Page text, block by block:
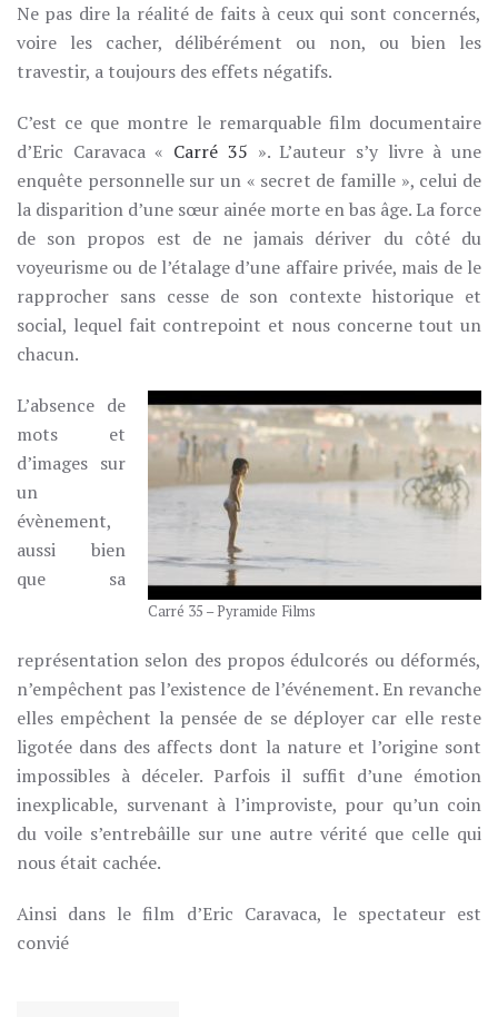
Ne pas dire la réalité de faits à ceux qui sont concernés,
voire les cacher, délibérément ou non, ou bien les
travestir, a toujours des effets négatifs.
C’est ce que montre le remarquable film documentaire
d’Eric Caravaca « Carré 35 ». L’auteur s’y livre à une
enquête personnelle sur un « secret de famille », celui de
la disparition d’une sœur ainée morte en bas âge. La force
de son propos est de ne jamais dériver du côté du
voyeurisme ou de l’étalage d’une affaire privée, mais de le
rapprocher sans cesse de son contexte historique et
social, lequel fait contrepoint et nous concerne tout un
chacun.
Carré 35 – Pyramide Films
L’absence de
mots et
d’images sur
un
évènement,
aussi bien
que sa
représentation selon des propos édulcorés ou déformés,
n’empêchent pas l’existence de l’événement. En revanche
elles empêchent la pensée de se déployer car elle reste
ligotée dans des affects dont la nature et l’origine sont
impossibles à déceler. Parfois il suffit d’une émotion
inexplicable, survenant à l’improviste, pour qu’un coin
du voile s’entrebâille sur une autre vérité que celle qui
nous était cachée.
Ainsi dans le film d’Eric Caravaca, le spectateur est
convié